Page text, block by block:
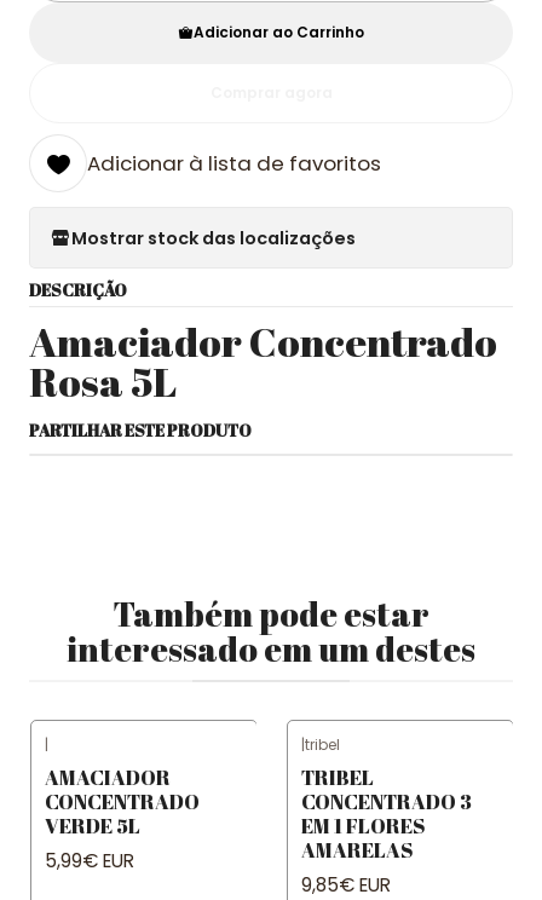
Adicionar ao Carrinho
Adicionar à lista de favoritos
Mostrar stock das localizações
DESCRIÇÃO
Amaciador Concentrado
Rosa 5L
PARTILHAR ESTE PRODUTO
Também pode estar
interessado em um destes
|
AMACIADOR
CONCENTRADO
VERDE 5L
5,99€ EUR
|tribel
TRIBEL
CONCENTRADO 3
EM 1 FLORES
AMARELAS
9,85€ EUR